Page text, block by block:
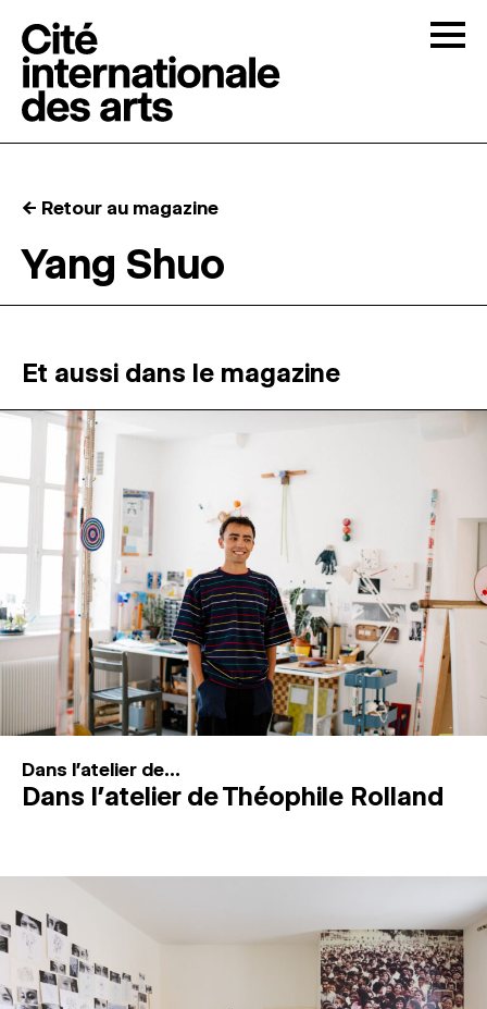
RÉSIDENCES ↓
ATELIERS OUVERTS
PROGRAMMATION
MAGAZINE
ESPACES DE PRATIQUE ARTISTIQUE ↓
Recherche
Connexion
← Retour au magazine
Yang Shuo
Et aussi dans le magazine
Dans l'atelier de...
Dans l’atelier de Théophile Rolland